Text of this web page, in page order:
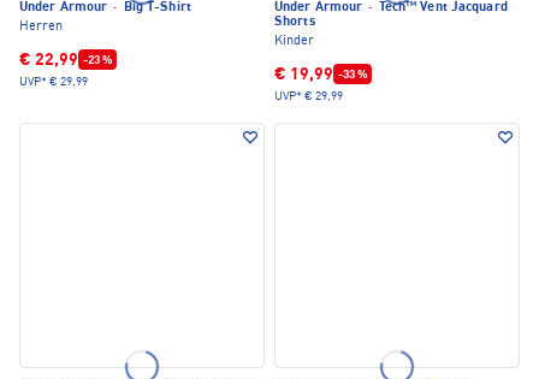
Under Armour ·
Big T-Shirt
Herren
€ 22,99 -23 %
UVP* € 29,99
Under Armour ·
Tech™ Vent Jacquard
Shorts
Kinder
€ 19,99 -33 %
UVP* € 29,99